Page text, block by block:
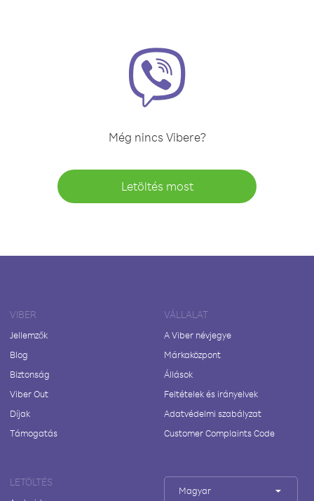
Még nincs Vibere?
Letöltés most
VIBER
Jellemzők
Blog
Biztonság
Viber Out
Díjak
Támogatás
VÁLLALAT
A Viber névjegye
Márkaközpont
Állások
Feltételek és irányelvek
Adatvédelmi szabályzat
Customer Complaints Code
LETÖLTÉS
Magyar